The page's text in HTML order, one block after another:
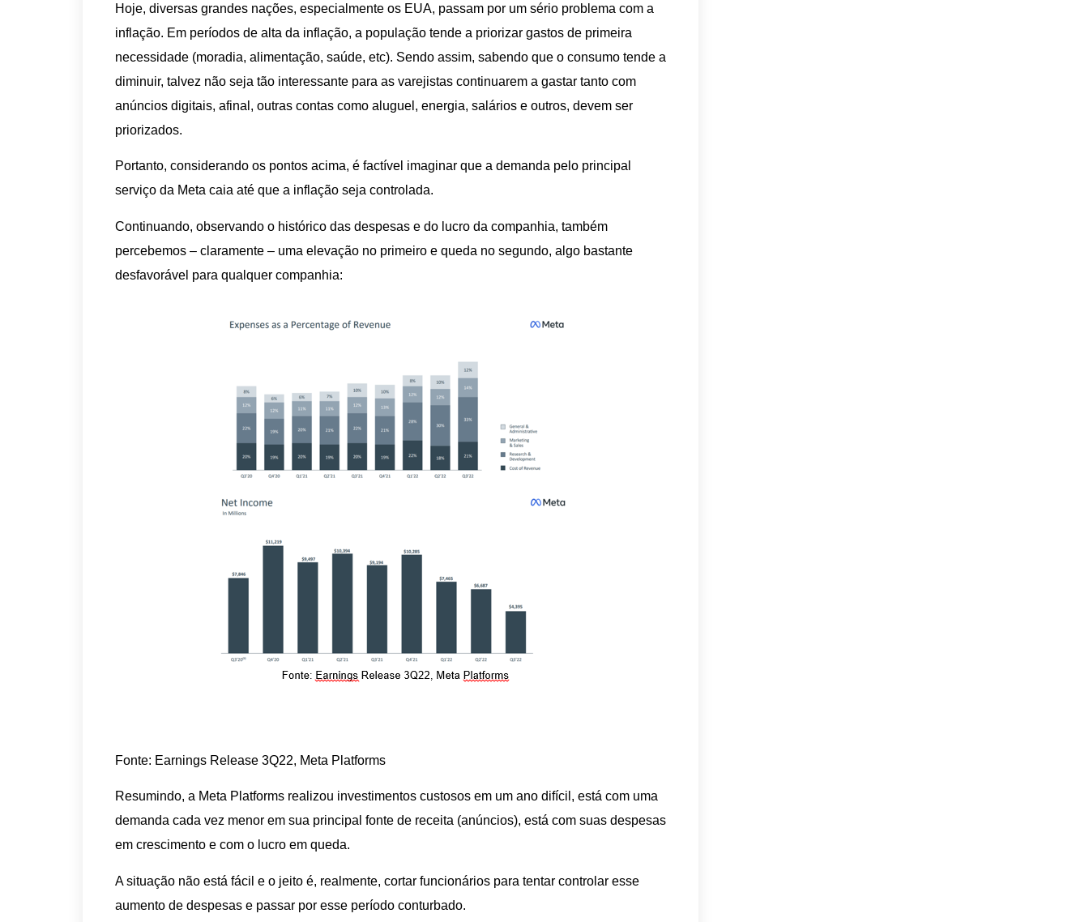
Hoje, diversas grandes nações, especialmente os EUA, passam por um sério problema com a
inflação. Em períodos de alta da inflação, a população tende a priorizar gastos de primeira
necessidade (moradia, alimentação, saúde, etc). Sendo assim, sabendo que o consumo tende a
diminuir, talvez não seja tão interessante para as varejistas continuarem a gastar tanto com
anúncios digitais, afinal, outras contas como aluguel, energia, salários e outros, devem ser
priorizados.
Portanto, considerando os pontos acima, é factível imaginar que a demanda pelo principal
serviço da Meta caia até que a inflação seja controlada.
Continuando, observando o histórico das despesas e do lucro da companhia, também
percebemos – claramente – uma elevação no primeiro e queda no segundo, algo bastante
desfavorável para qualquer companhia:
Fonte: Earnings Release 3Q22, Meta Platforms
Resumindo, a Meta Platforms realizou investimentos custosos em um ano difícil, está com uma
demanda cada vez menor em sua principal fonte de receita (anúncios), está com suas despesas
em crescimento e com o lucro em queda.
A situação não está fácil e o jeito é, realmente, cortar funcionários para tentar controlar esse
aumento de despesas e passar por esse período conturbado.